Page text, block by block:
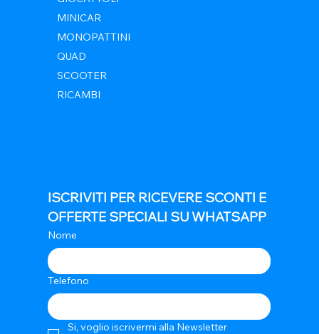
MINICAR
MONOPATTINI
QUAD
SCOOTER
RICAMBI
ISCRIVITI PER RICEVERE SCONTI E
OFFERTE SPECIALI SU WHATSAPP
Nome
Telefono
Si, voglio iscrivermi alla Newsletter